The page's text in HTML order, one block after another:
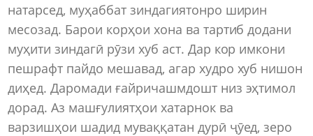
натарсед, муҳаббат зиндагиятонро ширин
месозад. Барои корҳои хона ва тартиб додани
муҳити зиндагӣ рӯзи хуб аст. Дар кор имкони
пешрафт пайдо мешавад, агар худро хуб нишон
диҳед. Даромади ғайричашмдошт низ эҳтимол
дорад. Аз машғулиятҳои хатарнок ва
варзишҳои шадид муваққатан дурӣ ҷӯед, зеро